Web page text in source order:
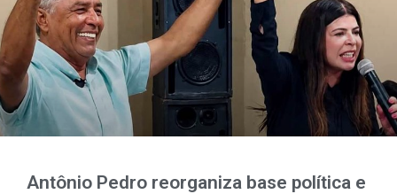
Antônio Pedro reorganiza base política e